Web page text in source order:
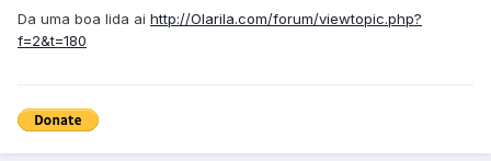
Da uma boa lida ai http://Olarila.com/forum/viewtopic.php?
f=2&t=180